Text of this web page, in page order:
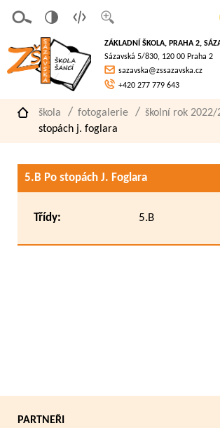
písmo
á
verze
pro
slaboz
raké
ZÁKLADNÍ ŠKOLA, PRAHA 2,
Sázavská 5/830, 120 00 Praha 2
sazavska@zssazavska.cz
+420 277 779 643
škola fotogalerie školní rok 2022/
stopách j. foglara
5.B Po stopách J. Foglara
Třídy: 5.B
PARTNEŘI